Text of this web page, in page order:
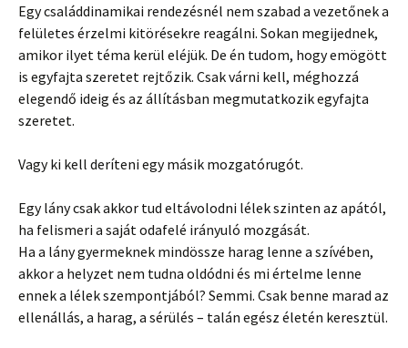
Egy családdinamikai rendezésnél nem szabad a vezetőnek a
felületes érzelmi kitörésekre reagálni. Sokan megijednek,
amikor ilyet téma kerül eléjük. De én tudom, hogy emögött
is egyfajta szeretet rejtőzik. Csak várni kell, méghozzá
elegendő ideig és az állításban megmutatkozik egyfajta
szeretet.
Vagy ki kell deríteni egy másik mozgatórugót.
Egy lány csak akkor tud eltávolodni lélek szinten az apától,
ha felismeri a saját odafelé irányuló mozgását.
Ha a lány gyermeknek mindössze harag lenne a szívében,
akkor a helyzet nem tudna oldódni és mi értelme lenne
ennek a lélek szempontjából? Semmi. Csak benne marad az
ellenállás, a harag, a sérülés – talán egész életén keresztül.